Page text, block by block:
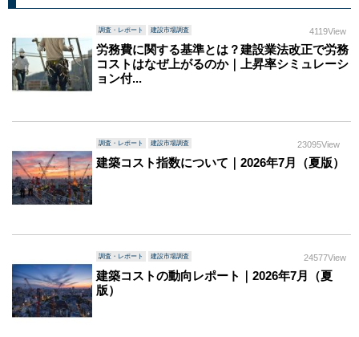
調査・レポート 建設市場調査 4119View
労務費に関する基準とは？建設業法改正で労務
コストはなぜ上がるのか｜上昇率シミュレーシ
ョン付...
調査・レポート 建設市場調査 23095View
建築コスト指数について｜2026年7月（夏版）
調査・レポート 建設市場調査 24577View
建築コストの動向レポート｜2026年7月（夏
版）